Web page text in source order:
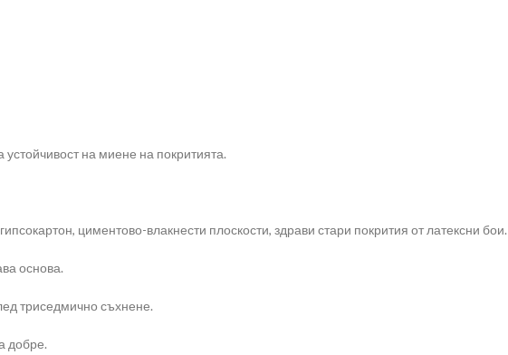
устойчивост на миене на покритията.
циментово-влакнести плоскости, здрави стари покрития от латексни бои.
основа.
триседмично съхнене.
добре.